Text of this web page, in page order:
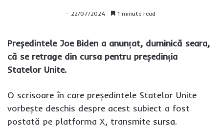
22/07/2024 1 minute read
Președintele Joe Biden a anunțat, duminică seara,
că se retrage din cursa pentru președinția
Statelor Unite.
O scrisoare în care președintele Statelor Unite
vorbește deschis despre acest subiect a fost
postată pe platforma X, transmite sursa.